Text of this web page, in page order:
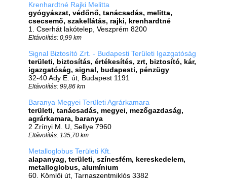
Krenhardtné Rajki Melitta
gyógyászat, védőnő, tanácsadás, melitta,
csecsemő, szakellátás, rajki, krenhardtné
1. Cserhát lakótelep, Veszprém 8200
Eltávolítás: 0,99 km
Signal Biztosító Zrt. - Budapesti Területi Igazgatóság
területi, biztosítás, értékesítés, zrt, biztosító, kár,
igazgatóság, signal, budapesti, pénzügy
32-40 Ady E. út, Budapest 1191
Eltávolítás: 99,86 km
Baranya Megyei Területi Agrárkamara
területi, tanácsadás, megyei, mezőgazdaság,
agrárkamara, baranya
2 Zrínyi M. U, Sellye 7960
Eltávolítás: 135,70 km
Metalloglobus Területi Kft.
alapanyag, területi, színesfém, kereskedelem,
metalloglobus, alumínium
60. Kömlői út, Tarnaszentmiklós 3382